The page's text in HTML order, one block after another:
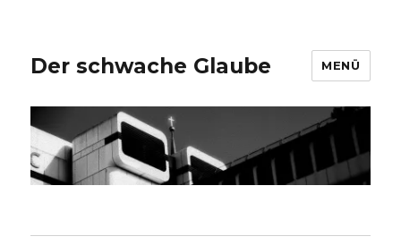
Der schwache Glaube MENÜ